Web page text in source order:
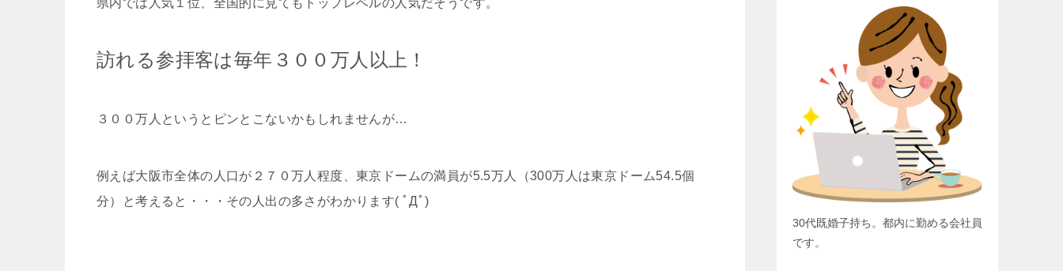
県内では人気１位、全国的に見てもトップレベルの人気だそうです。
訪れる参拝客は毎年３００万人以上！
３００万人というとピンとこないかもしれませんが…
例えば大阪市全体の人口が２７０万人程度、東京ドームの満員が5.5万人（300万人は東京ドーム54.5個
分）と考えると・・・その人出の多さがわかります( ﾟДﾟ)
30代既婚子持ち。都内に勤める会社員
です。